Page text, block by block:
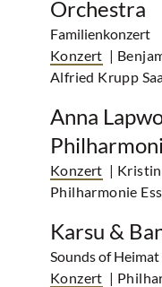
Orchestra
Familienkonzert
Konzert |
Alfried Krupp
Anna
Konzert |
Philharmonie
Karsu &
Sounds of
Konzert |